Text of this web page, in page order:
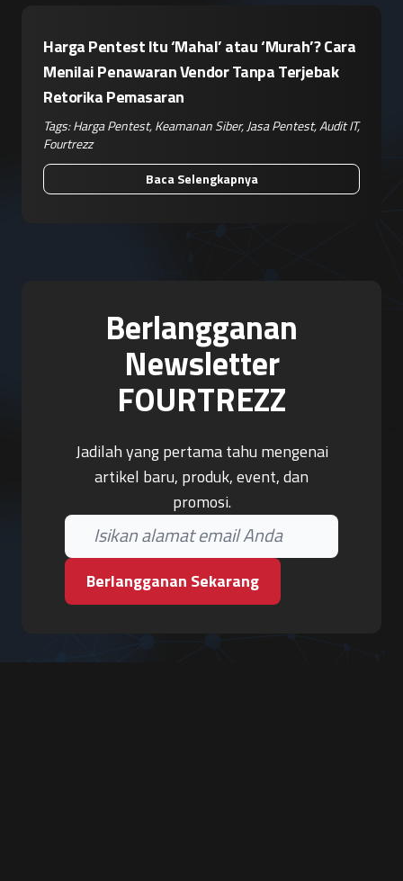
Harga Pentest Itu ‘Mahal’ atau ‘Murah’? Cara
Menilai Penawaran Vendor Tanpa Terjebak
Retorika Pemasaran
Tags:Harga Pentest,Keamanan Siber,Jasa Pentest,Audit IT,
Fourtrezz
Baca Selengkapnya
Berlangganan
Newsletter
FOURTREZZ
Jadilah yang pertama tahu mengenai
artikel baru, produk, event, dan
promosi.
Berlangganan Sekarang